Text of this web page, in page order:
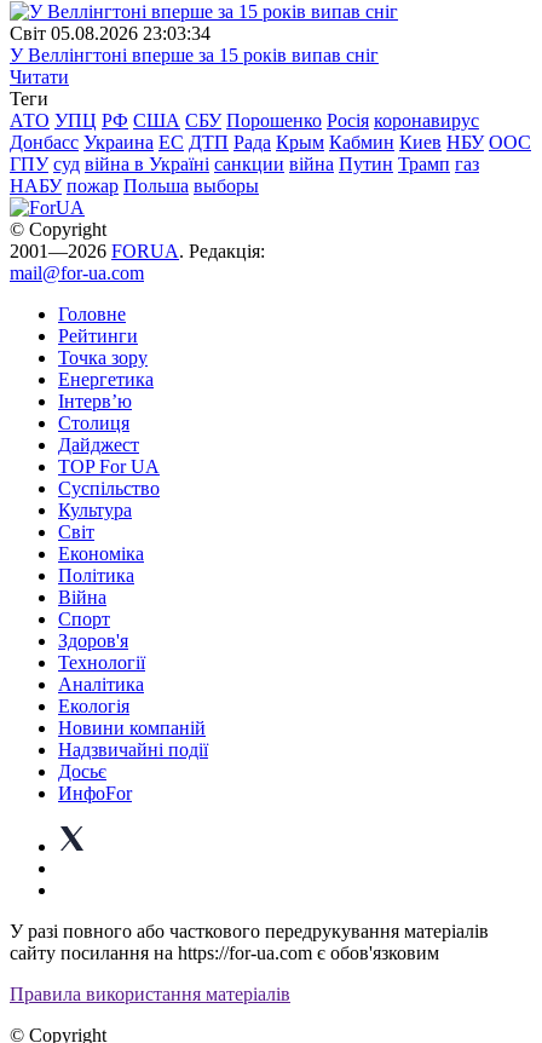
Свiт 05.08.2026 23:03:34
У Веллінгтоні вперше за 15 років випав сніг
Читати
Теги
АТО УПЦ РФ США СБУ Порошенко Росія коронавирус
Донбасс Украина ЕС ДТП Рада Крым Кабмин Киев НБУ ООС
ГПУ суд війна в Україні санкции війна Путин Трамп газ
НАБУ пожар Польша выборы
© Copyright
2001—2026 FORUA. Редакція:
mail@for-ua.com
Головне
Рейтинги
Точка зору
Енергетика
Інтерв’ю
Столиця
Дайджест
TOP For UA
Суспiльство
Культура
Світ
Економіка
Політика
Війна
Спорт
Здоров'я
Технології
Аналітика
Екологія
Новини компаній
Надзвичайні події
Досьє
ИнфоFor
У разі повного або часткового передрукування матеріалів
сайту посилання на https://for-ua.com є обов'язковим
Правила використання матеріалів
© Copyright